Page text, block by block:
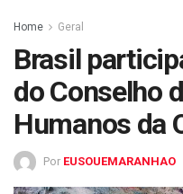
Home Geral
Brasil
do Conselho
Humanos da
Por EUSOUEMARANHAO